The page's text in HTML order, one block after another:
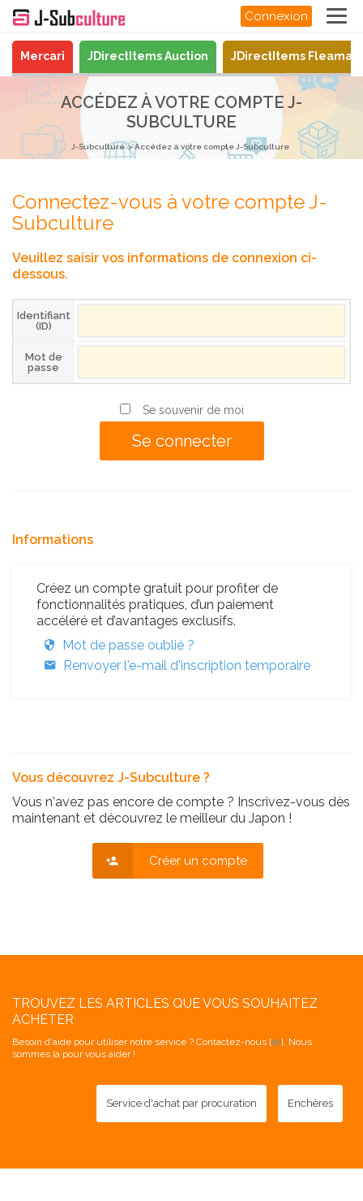
Connexion
Mercari JDirectItems Auction JDirectItems
ACCÉDEZ À VOTRE COMPTE J-
SUBCULTURE
J-Subculture Accédez à votre compte J-Subculture
Connectez-vous à votre compte J-
Subculture
Veuillez saisir vos informations de connexion ci-
dessous.
Identifiant
(ID)
Mot de
passe
Se souvenir de moi
Informations
Créez un compte gratuit pour profiter de
fonctionnalités pratiques, d’un paiement
accéléré et d’avantages exclusifs.
Mot de passe oublié ?
Renvoyer l'e-mail d'inscription temporaire
Vous découvrez J-Subculture ?
Vous n'avez pas encore de compte ? Inscrivez-vous dès
maintenant et découvrez le meilleur du Japon !
Créer un compte
TROUVEZ LES ARTICLES QUE VOUS SOUHAITEZ
ACHETER
Besoin d'aide pour utiliser notre service ? Contactez-nous [ici]. Nous
sommes là pour vous aider !
Service d'achat par procuration Enchères